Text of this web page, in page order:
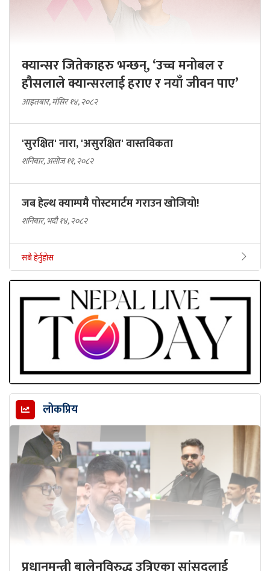
क्यान्सर जितेकाहरु भन्छन्, ‘उच्च मनोबल र
हौसलाले क्यान्सरलाई हराए र नयाँ जीवन पाए’
आइतबार, मंसिर १४, २०८२
'सुरक्षित' नारा, 'असुरक्षित' वास्तविकता
शनिबार, असोज ११, २०८२
जब हेल्थ क्याम्पमै पोस्टमार्टम गराउन खोजियो!
शनिबार, भदौ १४, २०८२
सबै हेर्नुहोस
लोकप्रिय